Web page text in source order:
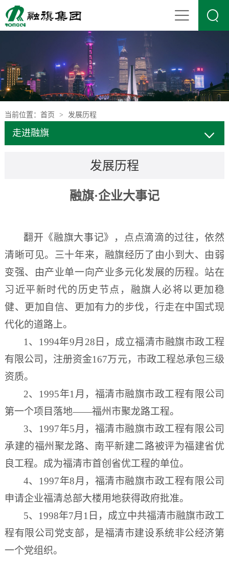

当前位置： 首页 > 发展历程
走进融旗
发展历程
融旗·企业大事记
翻开《融旗大事记》，点点滴滴的过往，依然
清晰可见。 三十年来，融旗经历了由小到大、由弱
变强、由产业单一向产业多元化发展的历程。站在
习近平新时代的历史节点，融旗人必将以更加稳
健、更加自信、更加有力的步伐，行走在中国式现
代化的道路上。
1、1994年9月28日，成立福清市融旗市政工程
有限公司，注册资金167万元，市政工程总承包三级
资质。
2、1995年1月，福清市融旗市政工程有限公司
第一个项目落地——福州市聚龙路工程。
3、1997年5月，福清市融旗市政工程有限公司
承建的福州聚龙路、南平新建二路被评为福建省优
良工程。成为福清市首创省优工程的单位。
4、1997年8月，福清市融旗市政工程有限公司
申请企业福清总部大楼用地获得政府批准。
5、1998年7月1日，成立中共福清市融旗市政工
程有限公司党支部，是福清市建设系统非公经济第
一个党组织。